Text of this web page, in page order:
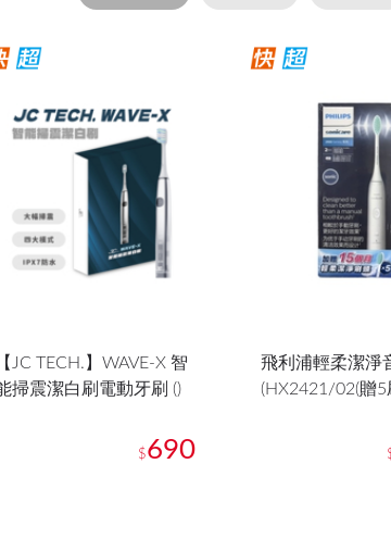
【JC TECH.】WAVE-X 智
掃震潔白刷電動牙刷 ()
$690
飛利浦輕柔潔淨
(HX2421/02(贈5